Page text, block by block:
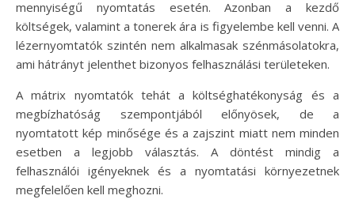
mennyiségű nyomtatás esetén. Azonban a kezdő
költségek, valamint a tonerek ára is figyelembe kell venni. A
lézernyomtatók szintén nem alkalmasak szénmásolatokra,
ami hátrányt jelenthet bizonyos felhasználási területeken.
A mátrix nyomtatók tehát a költséghatékonyság és a
megbízhatóság szempontjából előnyösek, de a
nyomtatott kép minősége és a zajszint miatt nem minden
esetben a legjobb választás. A döntést mindig a
felhasználói igényeknek és a nyomtatási környezetnek
megfelelően kell meghozni.